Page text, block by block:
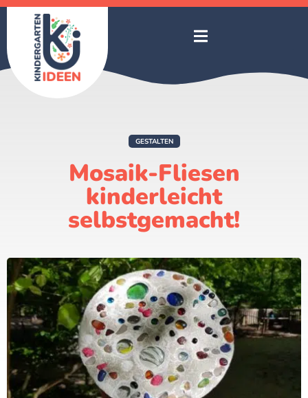
GESTALTEN
Mosaik-Fliesen
kinderleicht
selbstgemacht!